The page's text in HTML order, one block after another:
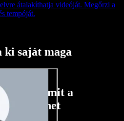
átalakíthatja videóját. Megőrzi a
tempóját.
ki saját maga
abból, amit a
megtehet